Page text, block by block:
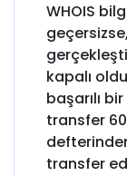
WHOIS
kapalı
başarılı
transfer
transfer